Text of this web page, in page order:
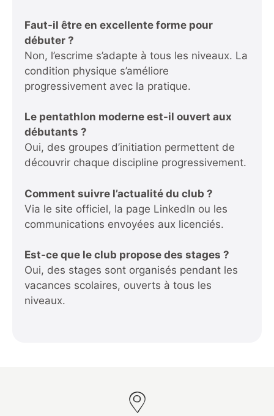
Faut-il être en excellente forme pour
débuter ?
Non, l’escrime s’adapte à tous les niveaux. La
condition physique s’améliore
progressivement avec la pratique.
Le pentathlon moderne est-il ouvert aux
débutants ?
Oui, des groupes d’initiation permettent de
découvrir chaque discipline progressivement.
Comment suivre l’actualité du club ?
Via le site officiel, la page LinkedIn ou les
communications envoyées aux licenciés.
Est-ce que le club propose des stages ?
Oui, des stages sont organisés pendant les
vacances scolaires, ouverts à tous les
niveaux.